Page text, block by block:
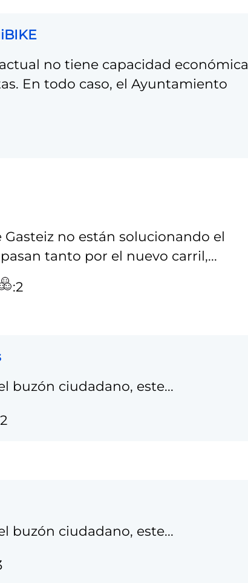
no tiene capacidad económica
En todo caso, el Ayuntamiento
no están solucionando el
tanto por el nuevo carril,...
:2
buzón ciudadano, este...
buzón ciudadano, este...